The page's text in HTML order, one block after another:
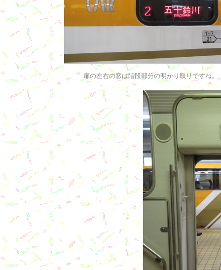
扉の左右の窓は階段部分の明かり取りですね。